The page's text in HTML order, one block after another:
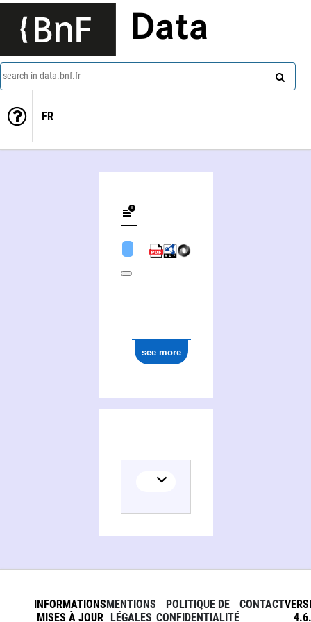
Data
search in data.bnf.fr
FR
see more
INFORMATIONS
MISES À JOUR
MENTIONS
LÉGALES
POLITIQUE DE
CONFIDENTIALITÉ
CONTACT